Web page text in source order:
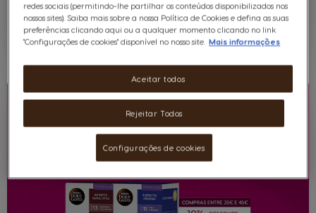
APROVEITE JÁ
*Termos e Condições.
redes sociais (permitindo-lhe partilhar os conteúdos disponibilizados nos
nossos sites). Saiba mais sobre a nossa Política de Cookies e defina as suas
preferências clicando aqui ou a qualquer momento clicando no link
"Configurações de cookies" disponível no nosso site. Mais informações
Rejeitar Todos
Aceitar todos
Configurações de cookies